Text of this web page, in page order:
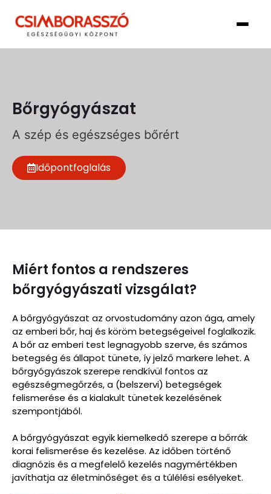
Bőrgyógyászat
A szép és egészséges bőrért
Időpontfoglalás
Miért fontos a rendszeres
bőrgyógyászati vizsgálat?
A bőrgyógyászat az orvostudomány azon ága, amely
az emberi bőr, haj és köröm betegségeivel foglalkozik.
A bőr az emberi test legnagyobb szerve, és számos
betegség és állapot tünete, íy jelző markere lehet. A
bőrgyógyászok szerepe rendkívül fontos az
egészségmegőrzés, a (belszervi) betegségek
felismerése és a kialakult tünetek kezelésének
szempontjából.
A bőrgyógyászat egyik kiemelkedő szerepe a bőrrák
korai felismerése és kezelése. Az időben történő
diagnózis és a megfelelő kezelés nagymértékben
javíthatja az életminőséget és a túlélési esélyeket.